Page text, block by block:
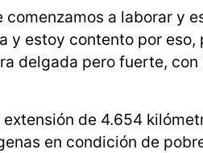
a laborar y
y estoy contento por eso,
delgada pero fuerte,
de 4.654
en condición de